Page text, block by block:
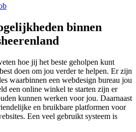
binnen
hoe jij het beste geholpen kunt
doen om jou verder te helpen. Er zijn
waarbinnen een webdesign bureau jou
een online winkel te starten zijn er
kunnen werken voor jou. Daarnaast
en bruikbare platformen voor
Een veel gebruikt systeem is